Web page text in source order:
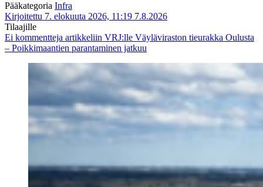
Pääkategoria Infra
Kirjoitettu 7. elokuuta 2026, 11:19 7.8.2026
Tilaajille
Ei kommentteja artikkeliin VRJ:lle Väyläviraston tieurakka Oulusta
– Poikkimaantien parantaminen jatkuu